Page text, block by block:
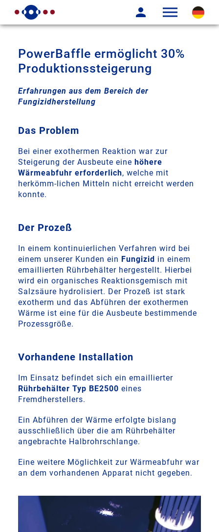
PowerBaffle ermöglicht 30%
Produktionssteigerung
Erfahrungen aus dem Bereich der
Fungizidherstellung
Das Problem
Bei einer exothermen Reaktion war zur
Steigerung der Ausbeute eine höhere
Wärmeabfuhr erforderlich, welche mit
herkömm-lichen Mitteln nicht erreicht werden
konnte.
Der Prozeß
In einem kontinuierlichen Verfahren wird bei
einem unserer Kunden ein Fungizid in einem
emaillierten Rührbehälter hergestellt. Hierbei
wird ein organisches Reaktionsgemisch mit
Salzsäure hydrolisiert. Der Prozeß ist stark
exotherm und das Abführen der exothermen
Wärme ist eine für die Ausbeute bestimmende
Prozessgröße.
Vorhandene Installation
Im Einsatz befindet sich ein emaillierter
Rührbehälter Typ BE2500 eines
Fremdherstellers.
Ein Abführen der Wärme erfolgte bislang
ausschließlich über die am Rührbehälter
angebrachte Halbrohrschlange.
Eine weitere Möglichkeit zur Wärmeabfuhr war
an dem vorhandenen Apparat nicht gegeben.